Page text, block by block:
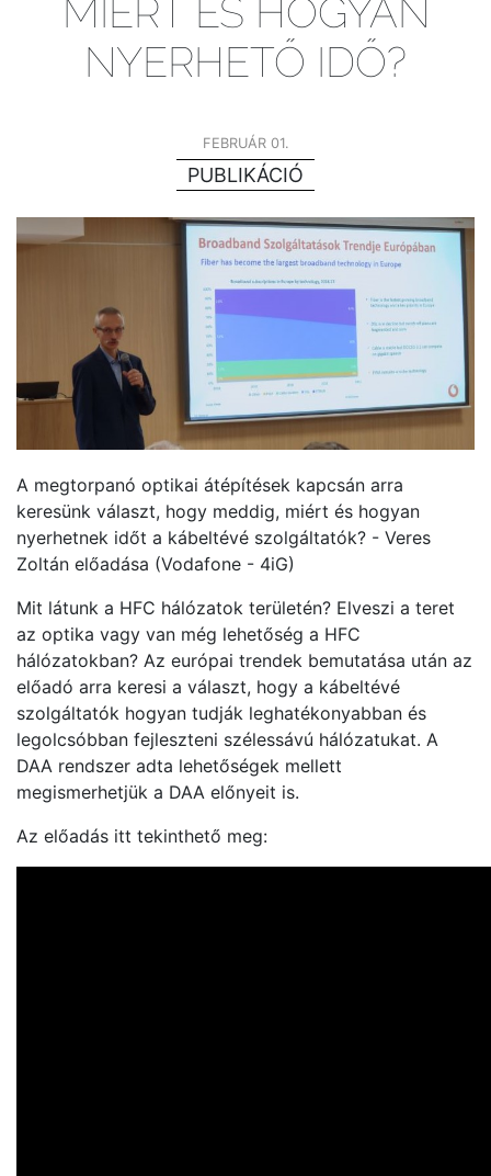
MIÉRT ÉS HOGYAN
NYERHETŐ IDŐ?
FEBRUÁR 01.
PUBLIKÁCIÓ
A megtorpanó optikai átépítések kapcsán arra
keresünk választ, hogy meddig, miért és hogyan
nyerhetnek időt a kábeltévé szolgáltatók? - Veres
Zoltán előadása (Vodafone - 4iG)
Mit látunk a HFC hálózatok területén? Elveszi a teret
az optika vagy van még lehetőség a HFC
hálózatokban? Az európai trendek bemutatása után az
előadó arra keresi a választ, hogy a kábeltévé
szolgáltatók hogyan tudják leghatékonyabban és
legolcsóbban fejleszteni szélessávú hálózatukat. A
DAA rendszer adta lehetőségek mellett
megismerhetjük a DAA előnyeit is.
Az előadás itt tekinthető meg: